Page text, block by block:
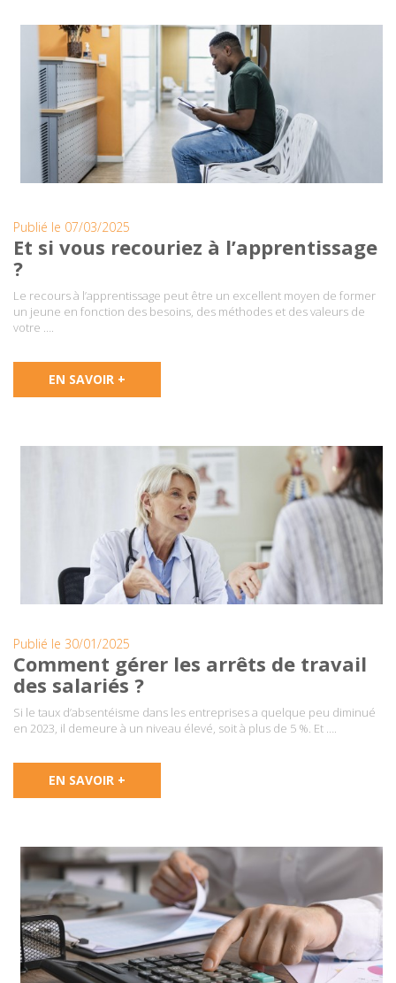
Publié le 07/03/2025
Et si vous recouriez à l’apprentissage
?
Le recours à l’apprentissage peut être un excellent moyen de former
un jeune en fonction des besoins, des méthodes et des valeurs de
votre ….
EN SAVOIR +
Publié le 30/01/2025
Comment gérer les arrêts de travail
des salariés ?
Si le taux d’absentéisme dans les entreprises a quelque peu diminué
en 2023, il demeure à un niveau élevé, soit à plus de 5 %. Et ….
EN SAVOIR +